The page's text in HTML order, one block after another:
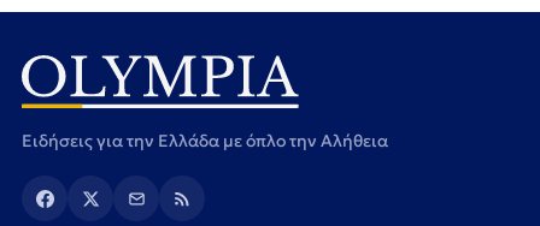
Ειδήσεις για την Ελλάδα με όπλο την Αλήθεια